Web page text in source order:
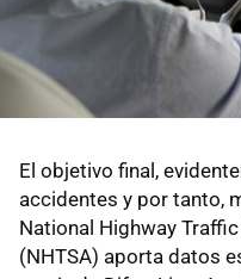
El objetivo final,
accidentes y por tanto,
National Highway
(NHTSA) aporta datos